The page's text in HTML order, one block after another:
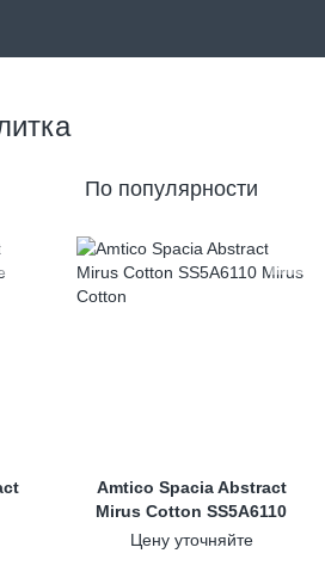
По популярности
Amtico Spacia Abstract
Mirus Cotton SS5A6110
Цену уточняйте